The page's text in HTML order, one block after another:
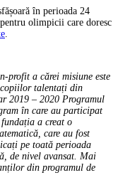
în perioada 24
olimpicii care doresc
profit a cărei misiune este
talentați din
2019 – 2020 Programul
în care au participat
a creat o
care au fost
pe toată perioada
de nivel avansat. Mai
din programul de